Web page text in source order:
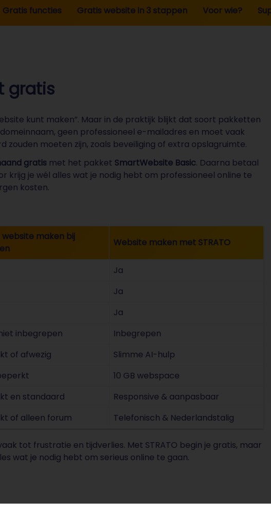
Gratis functies Gratis website in 3 stappen Voor wie?
gratis
kunt maken”. Maar in de praktijk blijkt dat soort pakketten
geen professioneel e-mailadres en moet vaak
zouden moeten zijn, zoals beveiliging of extra opslagruimte.
gratis met het pakket SmartWebsite Basic. Daarna betaal
krijg je wél alles wat je nodig hebt om professioneel online te
kosten.
website maken bij
Website maken met STRATO
Ja
Ja
Ja
inbegrepen
Inbegrepen
of afwezig
Slimme AI-hulp
10 GB webspace
en standaard
Responsive & aanpasbaar
of alleen forum Telefonisch & Nederlandstalig
tot frustratie en tijdverlies. Met STRATO begin je gratis, maar
wat je nodig hebt om serieus online te gaan.